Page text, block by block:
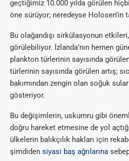
geçtiğimiz 10.000 yılda görülen
öne sürüyor; neredeyse Holosen’in
Bu olağandışı sirkülasyonun
görülebiliyor. İzlanda’nın hemen
plankton türlerinin sayısında
türlerinin sayısında görülen artış;
bakımından zengin olan soğuk
gösteriyor.
Bu değişimlerin, uskumru gibi
doğru hareket etmesine de yol
ülkelerin balıkçılık hakları için
şimdiden siyasi baş ağrılarına